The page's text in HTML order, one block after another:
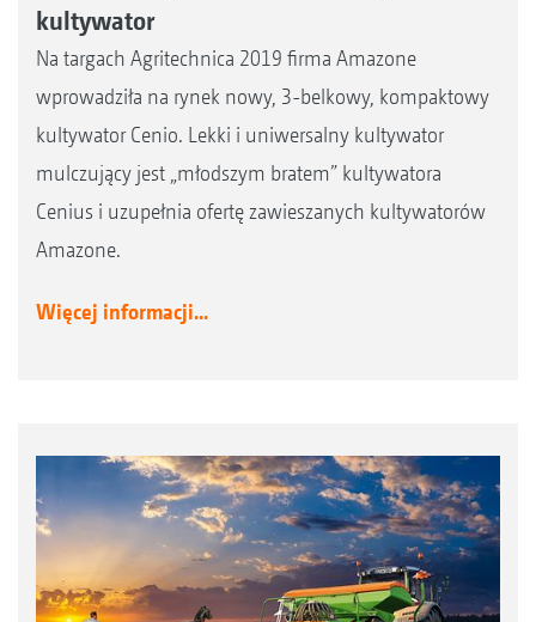
kultywator
Na targach Agritechnica 2019 firma Amazone
wprowadziła na rynek nowy, 3-belkowy, kompaktowy
kultywator Cenio. Lekki i uniwersalny kultywator
mulczujący jest „młodszym bratem” kultywatora
Cenius i uzupełnia ofertę zawieszanych kultywatorów
Amazone.
Więcej informacji...